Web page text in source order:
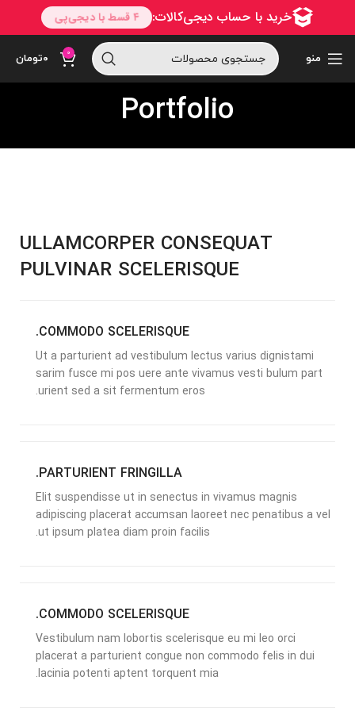
منو 0 ۰تومان
Portfolio
ULLAMCORPER CONSEQUAT
PULVINAR SCELERISQUE
COMMODO SCELERISQUE.
Ut a parturient ad vestibulum lectus varius dignistami
sarim fusce mi pos uere ante vivamus vesti bulum part
urient sed a sit fermentum eros.
PARTURIENT FRINGILLA.
Elit suspendisse ut in senectus in vivamus magnis
adipiscing placerat accumsan laoreet nec penatibus a vel
ut ipsum platea diam proin facilis.
COMMODO SCELERISQUE.
Vestibulum nam lobortis scelerisque eu mi leo orci
placerat a parturient congue non commodo felis in dui
lacinia potenti aptent torquent mia.